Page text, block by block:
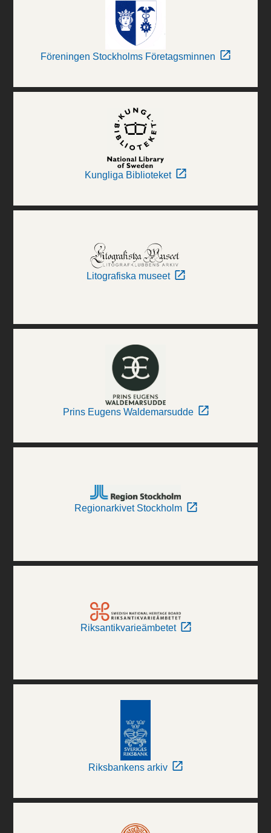
Föreningen Stockholms Företagsminnen
Kungliga Biblioteket
Litografiska museet
Prins Eugens Waldemarsudde
Regionarkivet Stockholm
Riksantikvarieämbetet
Riksbankens arkiv